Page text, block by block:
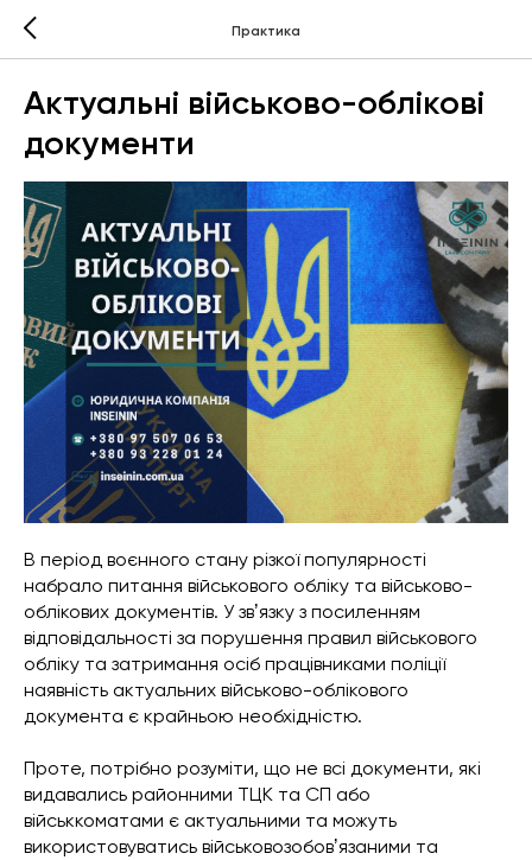
Практика
Актуальні військово-облікові
документи
В період воєнного стану різкої популярності
набрало питання військового обліку та військово-
облікових документів. У звʼязку з посиленням
відповідальності за порушення правил військового
обліку та затримання осіб працівниками поліції
наявність актуальних військово-облікового
документа є крайньою необхідністю.
Проте, потрібно розуміти, що не всі документи, які
видавались районними ТЦК та СП або
військкоматами є актуальними та можуть
використовуватись військовозобовʼязаними та